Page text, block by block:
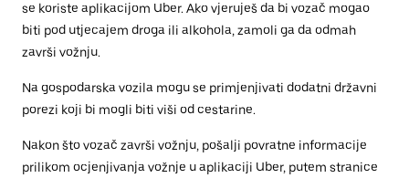
se koriste aplikacijom Uber. Ako vjeruješ da bi vozač mogao
biti pod utjecajem droga ili alkohola, zamoli ga da odmah
završi vožnju.
Na gospodarska vozila mogu se primjenjivati dodatni državni
porezi koji bi mogli biti viši od cestarine.
Nakon što vozač završi vožnju, pošalji povratne informacije
prilikom ocjenjivanja vožnje u aplikaciji Uber, putem stranice